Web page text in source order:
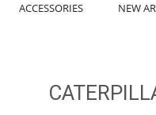
ACCESSORIES NEW